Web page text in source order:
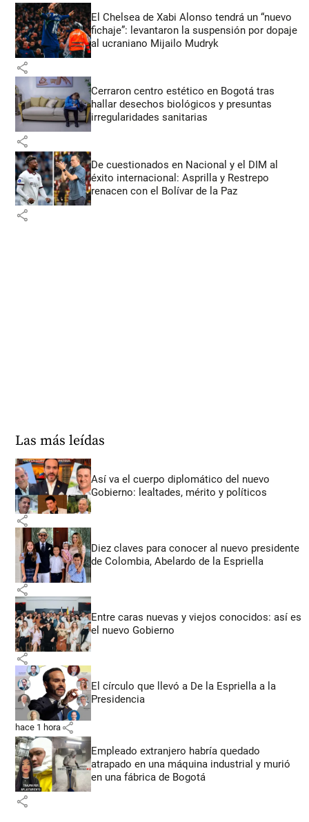
El Chelsea de Xabi Alonso tendrá un “nuevo
fichaje”: levantaron la suspensión por dopaje
al ucraniano Mijailo Mudryk
share
Cerraron centro estético en Bogotá tras
hallar desechos biológicos y presuntas
irregularidades sanitarias
share
De cuestionados en Nacional y el DIM al
éxito internacional: Asprilla y Restrepo
renacen con el Bolívar de la Paz
share
Las más leídas
Así va el cuerpo diplomático del nuevo
Gobierno: lealtades, mérito y políticos
share
Diez claves para conocer al nuevo presidente
de Colombia, Abelardo de la Espriella
share
Entre caras nuevas y viejos conocidos: así es
el nuevo Gobierno
share
El círculo que llevó a De la Espriella a la
Presidencia
hace 1 hora share
Empleado extranjero habría quedado
atrapado en una máquina industrial y murió
en una fábrica de Bogotá
share